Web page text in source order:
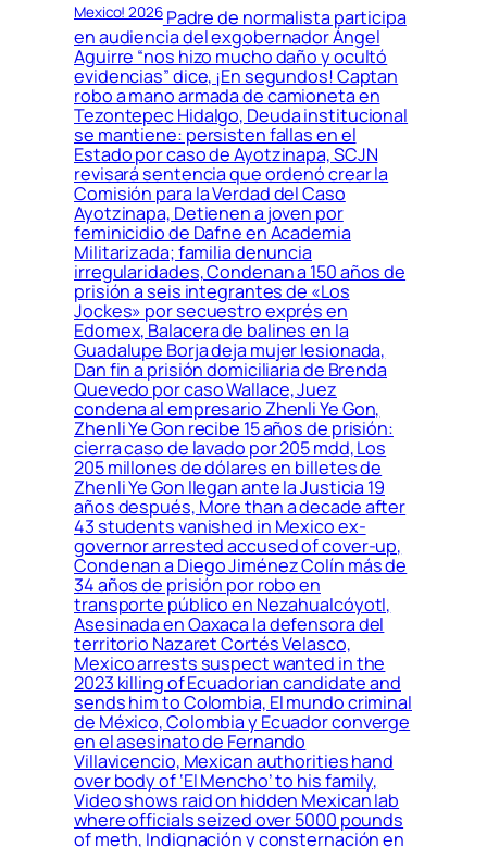
Mexico! 2026Padre de normalista participa
en audiencia del exgobernador Ángel
Aguirre “nos hizo mucho daño y ocultó
evidencias” dice, ¡En segundos! Captan
robo a mano armada de camioneta en
Tezontepec Hidalgo, Deuda institucional
se mantiene: persisten fallas en el
Estado por caso de Ayotzinapa, SCJN
revisará sentencia que ordenó crear la
Comisión para la Verdad del Caso
Ayotzinapa, Detienen a joven por
feminicidio de Dafne en Academia
Militarizada; familia denuncia
irregularidades, Condenan a 150 años de
prisión a seis integrantes de «Los
Jockes» por secuestro exprés en
Edomex, Balacera de balines en la
Guadalupe Borja deja mujer lesionada,
Dan fin a prisión domiciliaria de Brenda
Quevedo por caso Wallace, Juez
condena al empresario Zhenli Ye Gon,
Zhenli Ye Gon recibe 15 años de prisión:
cierra caso de lavado por 205 mdd, Los
205 millones de dólares en billetes de
Zhenli Ye Gon llegan ante la Justicia 19
años después, More than a decade after
43 students vanished in Mexico ex-
governor arrested accused of cover-up,
Condenan a Diego Jiménez Colín más de
34 años de prisión por robo en
transporte público en Nezahualcóyotl,
Asesinada en Oaxaca la defensora del
territorio Nazaret Cortés Velasco,
Mexico arrests suspect wanted in the
2023 killing of Ecuadorian candidate and
sends him to Colombia, El mundo criminal
de México, Colombia y Ecuador converge
en el asesinato de Fernando
Villavicencio, Mexican authorities hand
over body of ‘El Mencho’ to his family,
Video shows raid on hidden Mexican lab
where officials seized over 5000 pounds
of meth, Indignación y consternación en